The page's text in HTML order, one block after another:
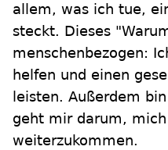
allem, was ich tue,
steckt. Dieses
menschenbezogen:
helfen und einen
leisten. Außerdem
geht mir darum,
weiterzukommen.